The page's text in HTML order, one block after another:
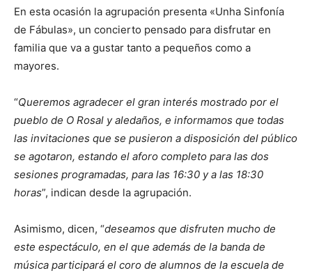
En esta ocasión la agrupación presenta «Unha Sinfonía
de Fábulas», un concierto pensado para disfrutar en
familia que va a gustar tanto a pequeños como a
mayores.
“Queremos agradecer el gran interés mostrado por el
pueblo de O Rosal y aledaños, e informamos que todas
las invitaciones que se pusieron a disposición del público
se agotaron, estando el aforo completo para las dos
sesiones programadas, para las 16:30 y a las 18:30
horas”, indican desde la agrupación.
Asimismo, dicen, “deseamos que disfruten mucho de
este espectáculo, en el que además de la banda de
música participará el coro de alumnos de la escuela de